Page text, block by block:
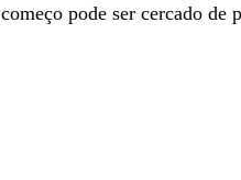
pode ser cercado de